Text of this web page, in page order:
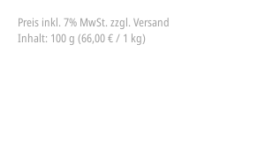
Preis inkl. 7% MwSt. zzgl. Versand
Inhalt: 100 g (66,00 € / 1 kg)